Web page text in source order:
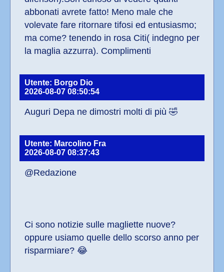
abbonati avrete fatto! Meno male che
volevate fare ritornare tifosi ed entusiasmo;
ma come? tenendo in rosa Citi( indegno per
la maglia azzurra). Complimenti
Utente: Borgo Dio
2026-08-07 08:50:54
Auguri Depa ne dimostri molti di più 🤣
Utente: Marcolino Fra
2026-08-07 08:37:43
@Redazione
Ci sono notizie sulle magliette nuove?
oppure usiamo quelle dello scorso anno per
risparmiare? 😂